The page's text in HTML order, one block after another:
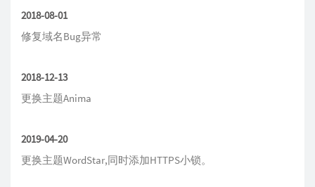
2018-08-01
修复域名Bug异常
2018-12-13
更换主题Anima
2019-04-20
更换主题WordStar,同时添加HTTPS小锁。